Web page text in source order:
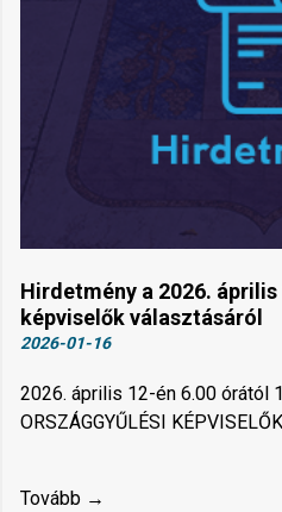
Hirdetmény a 2026.
képviselők választásáról
2026-01-16
2026. április 12-én 6.00 órától
ORSZÁGGYŰLÉSI
Tovább →